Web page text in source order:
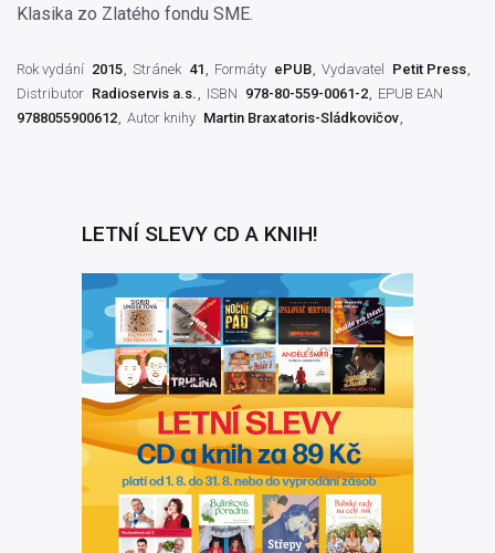
Klasika zo Zlatého fondu SME.
Rok vydání 2015 Stránek 41 Formáty ePUB Vydavatel
Petit Press
Distributor Radioservis a.s. ISBN 978-80-559-0061-2
EPUB EAN
9788055900612 Autor knihy Martin Braxatoris-Sládkovičov
LETNÍ SLEVY CD A KNIH!